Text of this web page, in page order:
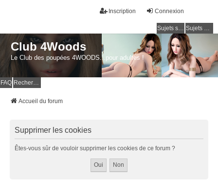
Connexion
Inscription
Sujets sans réponse Sujets actifs
Club 4Woods
Le Club des poupées 4WOODS...pour adultes !
FAQ
Accueil du forum
Supprimer les cookies
Êtes-vous sûr de vouloir supprimer les cookies de ce forum ?